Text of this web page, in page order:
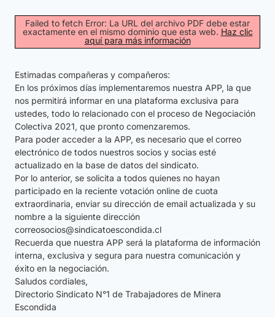
Failed to fetch Error: La URL del archivo PDF debe estar
exactamente en el mismo dominio que esta web. Haz clic
aquí para más información
Estimadas compañeras y compañeros:
En los próximos días implementaremos nuestra APP, la que
nos permitirá informar en una plataforma exclusiva para
ustedes, todo lo relacionado con el proceso de Negociación
Colectiva 2021, que pronto comenzaremos.
Para poder acceder a la APP, es necesario que el correo
electrónico de todos nuestros socios y socias esté
actualizado en la base de datos del sindicato.
Por lo anterior, se solicita a todos quienes no hayan
participado en la reciente votación online de cuota
extraordinaria, enviar su dirección de email actualizada y su
nombre a la siguiente dirección
correosocios@sindicatoescondida.cl
Recuerda que nuestra APP será la plataforma de información
interna, exclusiva y segura para nuestra comunicación y
éxito en la negociación.
Saludos cordiales,
Directorio Sindicato N°1 de Trabajadores de Minera
Escondida